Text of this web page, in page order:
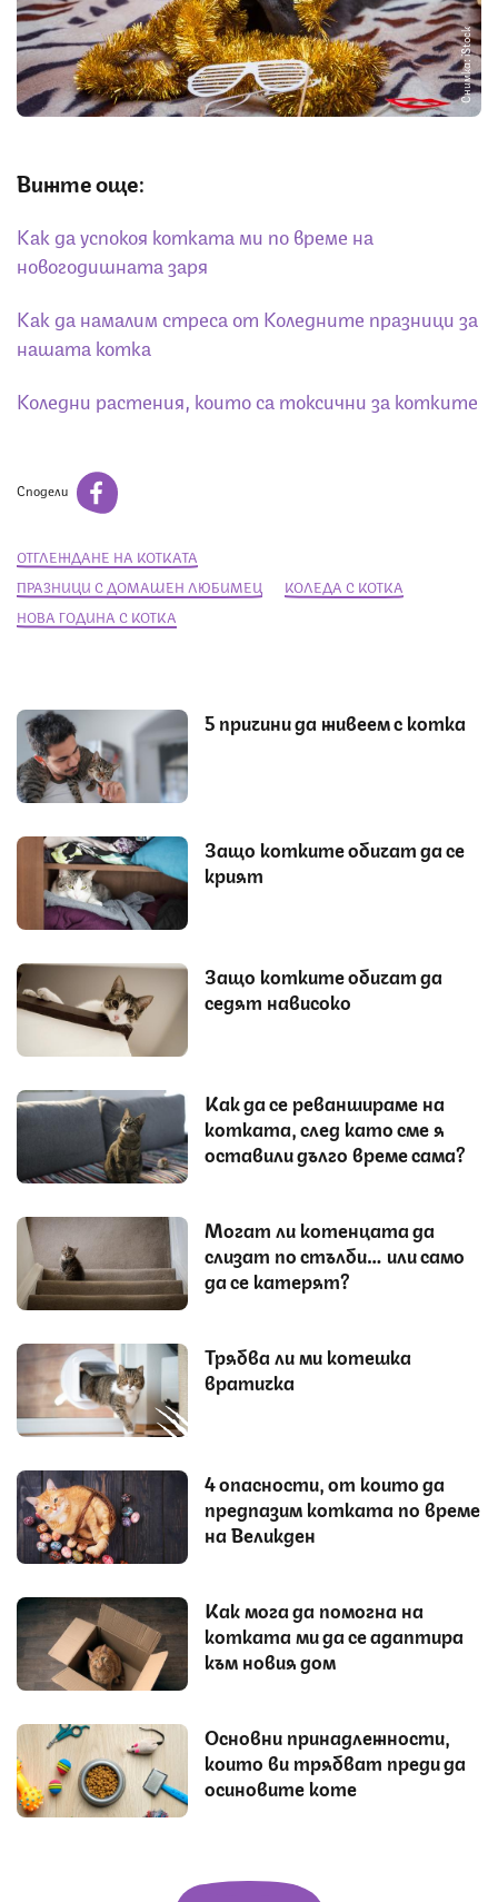
Снимка: iStock
Вижте още:
Как да успокоя котката ми по време на
новогодишната заря
Как да намалим стреса от Коледните празници за
нашата котка
Коледни растения, които са токсични за котките
Сподели
ОТГЛЕЖДАНЕ НА КОТКАТА
ПРАЗНИЦИ С ДОМАШЕН ЛЮБИМЕЦ
КОЛЕДА С КОТКА
НОВА ГОДИНА С КОТКА
5 причини да живеем с котка
Защо котките обичат да се
крият
Защо котките обичат да
седят нависоко
Как да се реваншираме на
котката, след като сме я
оставили дълго време сама?
Могат ли котенцата да
слизат по стълби… или само
да се катерят?
Трябва ли ми котешка
вратичка
4 опасности, от които да
предпазим котката по време
на Великден
Как мога да помогна на
котката ми да се адаптира
към новия дом
Основни принадлежности,
които ви трябват преди да
осиновите коте